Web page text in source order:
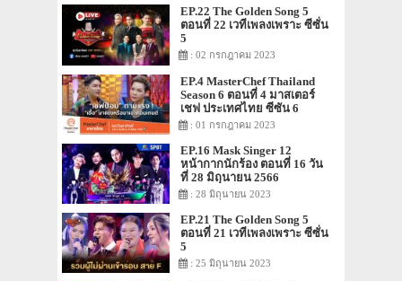
EP.22 The Golden Song 5
ตอนที่ 22 เวทีเพลงเพราะ ซีซั่น
5
: 02 กรกฎาคม 2023
EP.4 MasterChef Thailand
Season 6 ตอนที่ 4 มาสเตอร์
เชฟ ประเทศไทย ซีซัน 6
: 01 กรกฎาคม 2023
EP.16 Mask Singer 12
หน้ากากนักร้อง ตอนที่ 16 วัน
ที่ 28 มิถุนายน 2566
: 28 มิถุนายน 2023
EP.21 The Golden Song 5
ตอนที่ 21 เวทีเพลงเพราะ ซีซั่น
5
: 25 มิถุนายน 2023